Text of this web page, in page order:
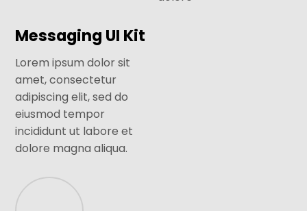
Messaging UI Kit
Lorem ipsum dolor sit
amet, consectetur
adipiscing elit, sed do
eiusmod tempor
incididunt ut labore et
dolore magna aliqua.